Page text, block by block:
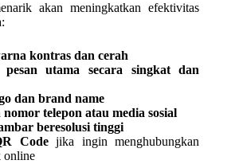
akan meningkatkan efektivitas
kontras dan cerah
pesan utama secara singkat dan
dan brand name
nomor telepon atau media sosial
beresolusi tinggi
Codejika ingin menghubungkan
online